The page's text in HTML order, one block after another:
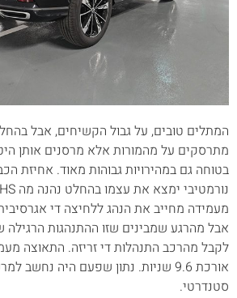
המתלים טובים, על גבול הקשיחים, אבל
מתרסקים על מהמורות אלא מרסנים אותן
בטוחה גם במהירויות גבוהות מאוד. אחיזת
מעמידה מחייב את הנהג ללחיצה די
אבל מהרגע שמבינים שזו ההתנהגות הרגילה
אורכת 9.6 שניות. נתון שפעם היה
סטנדרטי.